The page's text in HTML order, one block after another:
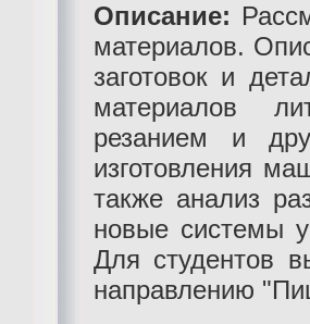
Описание:
материалов.
заготовок и
материалов
резанием и
изготовления
также анализ
новые системы
Для студентов
направлению